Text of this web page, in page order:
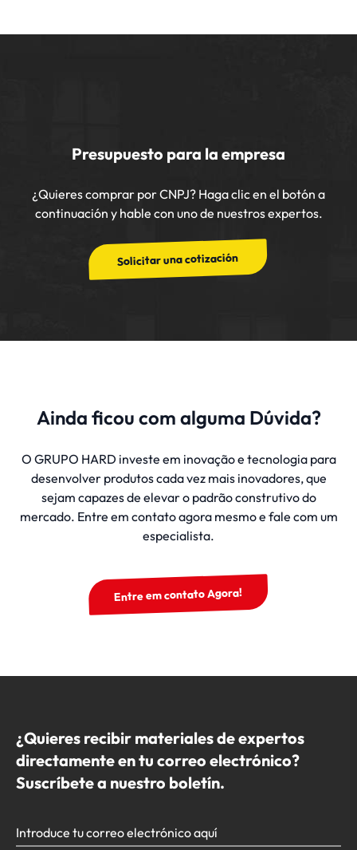
Presupuesto para la empresa
¿Quieres comprar por CNPJ? Haga clic en el botón a
continuación y hable con uno de nuestros expertos.
Solicitar una cotización
Ainda ficou com alguma Dúvida?
O GRUPO HARD investe em inovação e tecnologia para
desenvolver produtos cada vez mais inovadores, que
sejam capazes de elevar o padrão construtivo do
mercado. Entre em contato agora mesmo e fale com um
especialista.
Entre em contato Agora!
¿Quieres recibir materiales de expertos
directamente en tu correo electrónico?
Suscríbete a nuestro boletín.
Introduce tu correo electrónico aquí